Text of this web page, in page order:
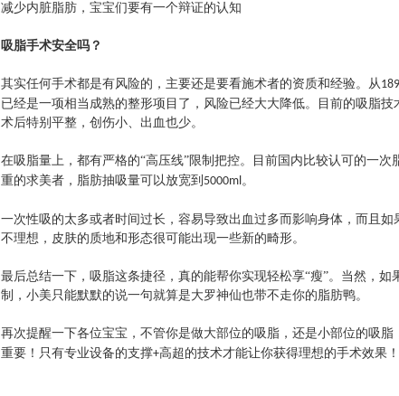
减少内脏脂肪，宝宝们要有一个辩证的认知
吸脂手术安全吗？
其实任何手术都是有风险的，主要还是要看施术者的资质和经验。从
已经是一项相当成熟的整形项目了，风险已经大大降低。目前的吸脂
术后特别平整，创伤小、出血也少。
在吸脂量上，都有严格的“高压线”限制把控。目前国内比较认可的一次
重的求美者，脂肪抽吸量可以放宽到 5000ml。
一次性吸的太多或者时间过长，容易导致出血过多而影响身体，而且
不理想，皮肤的质地和形态很可能出现一些新的畸形。
最后总结一下，吸脂这条捷径，真的能帮你实现轻松享“瘦”。当然，如
制，小美只能默默的说一句就算是大罗神仙也带不走你的脂肪鸭。
再次提醒一下各位宝宝，不管你是做大部位的吸脂，还是小部位的吸
重要！只有专业设备的支撑+高超的技术才能让你获得理想的手术效果！